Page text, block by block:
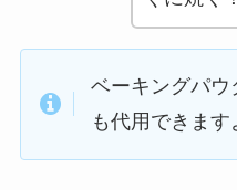
ベーキングパ
も代用できます